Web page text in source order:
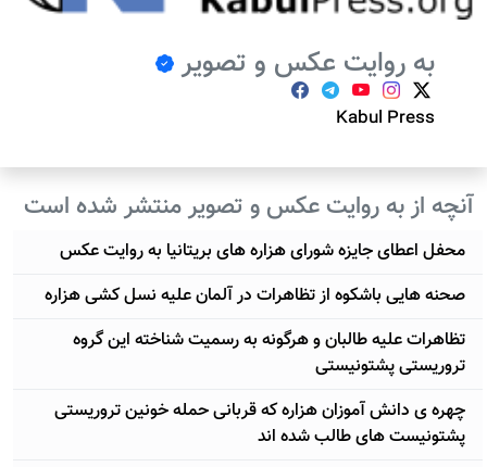
به روایت عکس و تصویر
Kabul Press
آنچه از به روایت عکس و تصویر منتشر شده است
محفل اعطای جایزه شورای هزاره های بریتانیا به روایت عکس
صحنه هایی باشکوه از تظاهرات در آلمان علیه نسل کشی هزاره
تظاهرات علیه طالبان و هرگونه به رسمیت شناخته این گروه
تروریستی پشتونیستی
چهره ی دانش آموزان هزاره که قربانی حمله خونین تروریستی
پشتونیست های طالب شده اند